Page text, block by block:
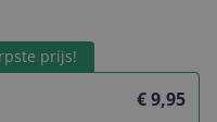
prijs!
€ 9,95